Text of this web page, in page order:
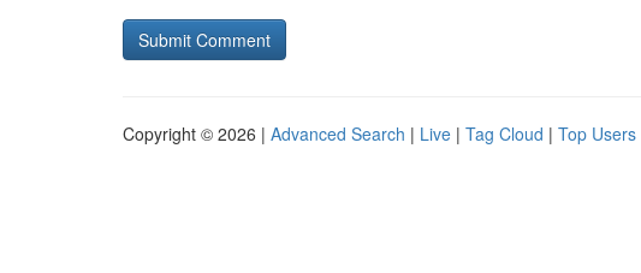
Copyright © 2026 | Advanced Search | Live | Tag Cloud | Top Users